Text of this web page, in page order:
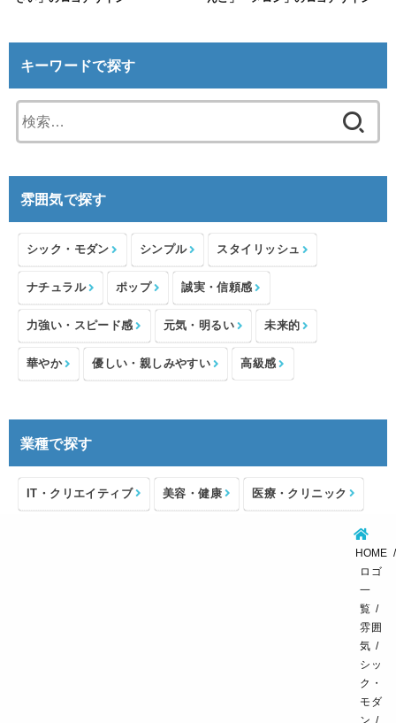
キーワードで探す
索:
雰囲気で探す
シック・モダン シンプル スタイリッシュ
ナチュラル ポップ 誠実・信頼感
力強い・スピード感 元気・明るい 未来的
華やか 優しい・親しみやすい 高級感
業種で探す
IT・クリエイティブ 美容・健康 医療・クリニック
HOME
ロゴ
一
覧
雰囲
気
シッ
ク・
モダ
ン